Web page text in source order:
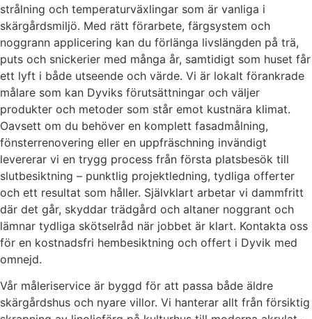
strålning och temperaturväxlingar som är vanliga i
skärgårdsmiljö. Med rätt förarbete, färgsystem och
noggrann applicering kan du förlänga livslängden på trä,
puts och snickerier med många år, samtidigt som huset får
ett lyft i både utseende och värde. Vi är lokalt förankrade
målare som kan Dyviks förutsättningar och väljer
produkter och metoder som står emot kustnära klimat.
Oavsett om du behöver en komplett fasadmålning,
fönsterrenovering eller en uppfräschning invändigt
levererar vi en trygg process från första platsbesök till
slutbesiktning – punktlig projektledning, tydliga offerter
och ett resultat som håller. Självklart arbetar vi dammfritt
där det går, skyddar trädgård och altaner noggrant och
lämnar tydliga skötselråd när jobbet är klart. Kontakta oss
för en kostnadsfri hembesiktning och offert i Dyvik med
omnejd.
Vår måleriservice är byggd för att passa både äldre
skärgårdshus och nyare villor. Vi hanterar allt från försiktig